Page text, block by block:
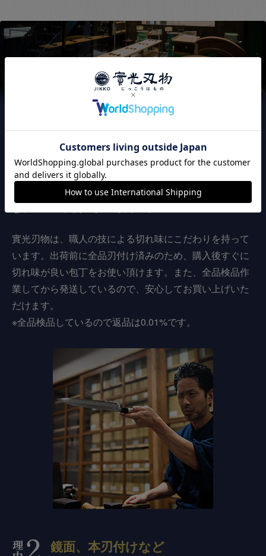
實光刃物が
選ばれる3つの理由
120年以上継承された
こだわりの切れ味
實光刃物は、職人の技による切れ味にこだわりを持って
います。出荷前に全品刃付け済みのため、購入後すぐに
切れ味が良い包丁をお使い頂けます。また、全品検品作
業してから発送しているので、安心してお買い上げいた
だけます。
※全品検品しているので返品は0.01%です。
鏡面、本刃付けなど